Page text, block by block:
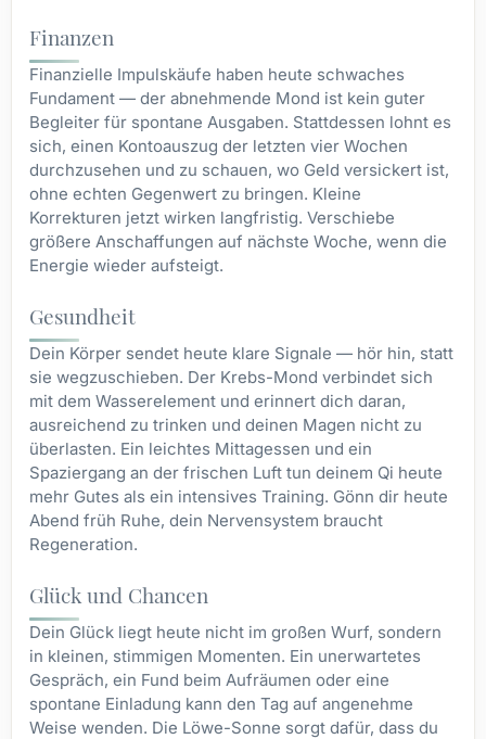
Finanzen
Finanzielle Impulskäufe haben heute schwaches
Fundament — der abnehmende Mond ist kein guter
Begleiter für spontane Ausgaben. Stattdessen lohnt es
sich, einen Kontoauszug der letzten vier Wochen
durchzusehen und zu schauen, wo Geld versickert ist,
ohne echten Gegenwert zu bringen. Kleine
Korrekturen jetzt wirken langfristig. Verschiebe
größere Anschaffungen auf nächste Woche, wenn die
Energie wieder aufsteigt.
Gesundheit
Dein Körper sendet heute klare Signale — hör hin, statt
sie wegzuschieben. Der Krebs-Mond verbindet sich
mit dem Wasserelement und erinnert dich daran,
ausreichend zu trinken und deinen Magen nicht zu
überlasten. Ein leichtes Mittagessen und ein
Spaziergang an der frischen Luft tun deinem Qi heute
mehr Gutes als ein intensives Training. Gönn dir heute
Abend früh Ruhe, dein Nervensystem braucht
Regeneration.
Glück und Chancen
Dein Glück liegt heute nicht im großen Wurf, sondern
in kleinen, stimmigen Momenten. Ein unerwartetes
Gespräch, ein Fund beim Aufräumen oder eine
spontane Einladung kann den Tag auf angenehme
Weise wenden. Die Löwe-Sonne sorgt dafür, dass du